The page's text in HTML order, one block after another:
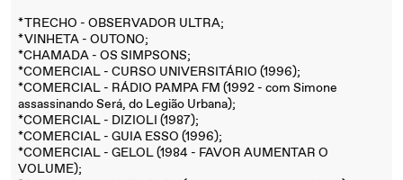
*TRECHO - OBSERVADOR ULTRA;
*VINHETA - OUTONO;
*CHAMADA - OS SIMPSONS;
*COMERCIAL - CURSO UNIVERSITÁRIO (1996);
*COMERCIAL - RÁDIO PAMPA FM (1992 - com Simone
assassinando Será, do Legião Urbana);
*COMERCIAL - DIZIOLI (1987);
*COMERCIAL - GUIA ESSO (1996);
*COMERCIAL - GELOL (1984 - FAVOR AUMENTAR O
VOLUME);